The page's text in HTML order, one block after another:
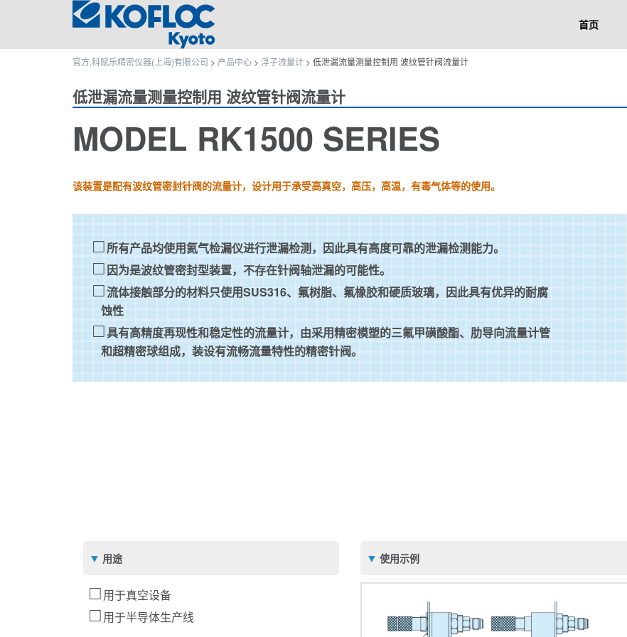
首页
官方,科赋乐精密仪器(上海)有限公司 > 产品中心 > 浮子流量计 > 低泄漏流量测量控制用 波纹管针阀流量计
低泄漏流量测量控制用 波纹管针阀流量计
MODEL RK1500 SERIES
该装置是配有波纹管密封针阀的流量计，设计用于承受高真空，高压，高温，有毒气体等的使用。
所有产品均使用氦气检漏仪进行泄漏检测，因此具有高度可靠的泄漏检测能力。
因为是波纹管密封型装置，不存在针阀轴泄漏的可能性。
流体接触部分的材料只使用SUS316、氟树脂、氟橡胶和硬质玻璃，因此具有优异的耐腐
蚀性
具有高精度再现性和稳定性的流量计，由采用精密模塑的三氟甲磺酸酯、肋导向流量计管
和超精密球组成，装设有流畅流量特性的精密针阀。
用途
用于真空设备
用于半导体生产线
使用示例